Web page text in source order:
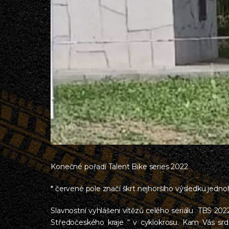
Konečné pořadí Talent Bike series 2022
* červené pole značí škrt nejhoršího výsledku
Slavnostní vyhlášeni vítězů celého seriálu TBS
Středočeského kraje “ v cyklokrosu. Kam Vás